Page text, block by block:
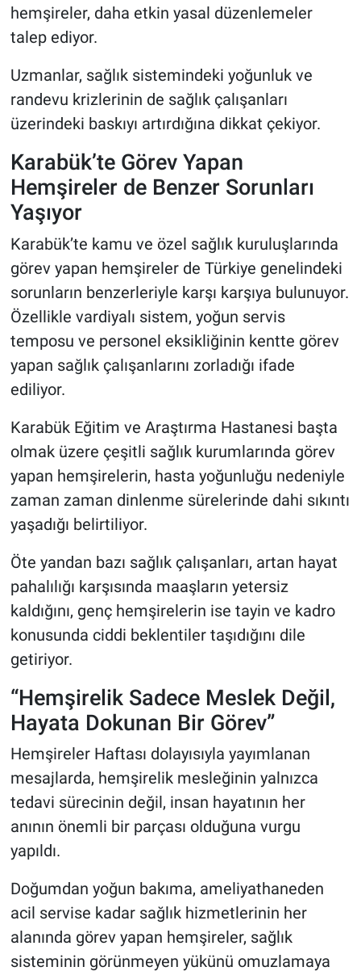
hemşireler, daha etkin yasal düzenlemeler
talep ediyor.
Uzmanlar, sağlık sistemindeki yoğunluk ve
randevu krizlerinin de sağlık çalışanları
üzerindeki baskıyı artırdığına dikkat çekiyor.
Karabük’te Görev Yapan
Hemşireler de Benzer Sorunları
Yaşıyor
Karabük’te kamu ve özel sağlık kuruluşlarında
görev yapan hemşireler de Türkiye genelindeki
sorunların benzerleriyle karşı karşıya bulunuyor.
Özellikle vardiyalı sistem, yoğun servis
temposu ve personel eksikliğinin kentte görev
yapan sağlık çalışanlarını zorladığı ifade
ediliyor.
Karabük Eğitim ve Araştırma Hastanesi başta
olmak üzere çeşitli sağlık kurumlarında görev
yapan hemşirelerin, hasta yoğunluğu nedeniyle
zaman zaman dinlenme sürelerinde dahi sıkıntı
yaşadığı belirtiliyor.
Öte yandan bazı sağlık çalışanları, artan hayat
pahalılığı karşısında maaşların yetersiz
kaldığını, genç hemşirelerin ise tayin ve kadro
konusunda ciddi beklentiler taşıdığını dile
getiriyor.
“Hemşirelik Sadece Meslek Değil,
Hayata Dokunan Bir Görev”
Hemşireler Haftası dolayısıyla yayımlanan
mesajlarda, hemşirelik mesleğinin yalnızca
tedavi sürecinin değil, insan hayatının her
anının önemli bir parçası olduğuna vurgu
yapıldı.
Doğumdan yoğun bakıma, ameliyathaneden
acil servise kadar sağlık hizmetlerinin her
alanında görev yapan hemşireler, sağlık
sisteminin görünmeyen yükünü omuzlamaya